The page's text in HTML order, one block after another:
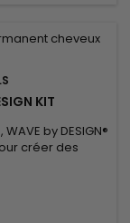
KIT
by DESIGN®
créer des
naturels et
by Design
renforce,
brillants et